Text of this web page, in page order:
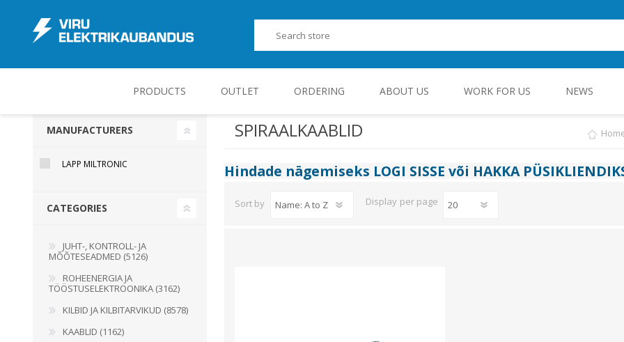
PRODUCTS
JUHT-, KONTROLL- JA MÕÕTESEADMED
Juhtimisahelate nupud ( ava 8, 16 ja 22 mm )
ROHEENERGIA JA TÖÖSTUSELEKTROONIKA
OUTLET ORDERING ABOUT US WORK FOR US NEWS
SPIRAALKAABLID
Hindade nägemiseks LOGI SISSE või HAKKA
Sort by Display per page
MANUFACTURERS
LAPP MILTRONIC
CATEGORIES
JUHT-, KONTROLL- JA
MÕÕTESEADMED (5126)
ROHEENERGIA JA
TÖÖSTUSELEKTROONIKA (3162)
KILBID JA KILBITARVIKUD (8578)
KAABLID (1162)